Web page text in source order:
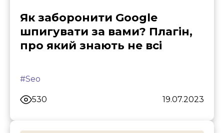
Як заборонити Google
шпигувати за вами? Плагін,
про який знають не всі
#Seo
530 19.07.2023